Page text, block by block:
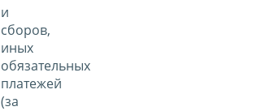
и
сборов,
иных
обязательных
платежей
(за